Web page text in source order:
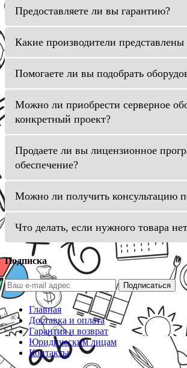
Предоставляете ли вы гарантию?
Какие производители представлены
Помогаете ли вы подобрать
Можно ли приобрести серверное
конкретный проект?
Продаете ли вы лицензионное
обеспечение?
Можно ли получить консультацию
Что делать, если нужного товара
Подписка
Подписаться
Главная
Доставка и оплата
Гарантия и возврат
Юридическим лицам
Контакты